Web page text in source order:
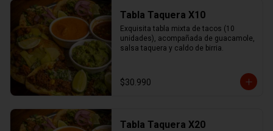
Tabla Taquera X10
Exquisita tabla mixta de tacos (10
unidades), acompañada de guacamole,
salsa taquera y caldo de birria.
$30.990
Tabla Taquera X20